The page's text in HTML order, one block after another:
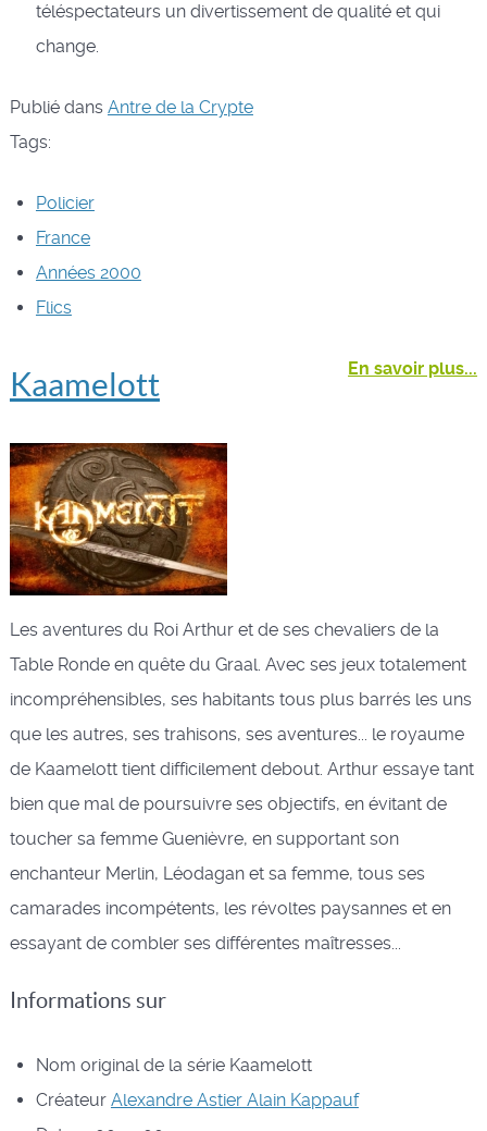
téléspectateurs un divertissement de qualité et qui
change.
Publié dans Antre de la Crypte
Tags:
Policier
France
Années 2000
Flics
En savoir plus...
Kaamelott
Les aventures du Roi Arthur et de ses chevaliers de la
Table Ronde en quête du Graal. Avec ses jeux totalement
incompréhensibles, ses habitants tous plus barrés les uns
que les autres, ses trahisons, ses aventures... le royaume
de Kaamelott tient difficilement debout. Arthur essaye tant
bien que mal de poursuivre ses objectifs, en évitant de
toucher sa femme Guenièvre, en supportant son
enchanteur Merlin, Léodagan et sa femme, tous ses
camarades incompétents, les révoltes paysannes et en
essayant de combler ses différentes maîtresses...
Informations sur
Nom original de la série Kaamelott
Créateur Alexandre AstierAlain Kappauf